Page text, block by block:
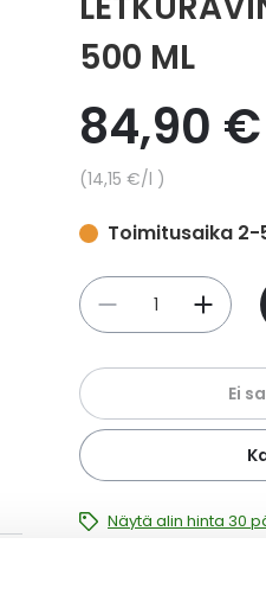
500 ML
84,90 €
Yksikköhinta
14,15 €/l
Toimitusaika
Määrä
Ei
Näytä alin hinta 30